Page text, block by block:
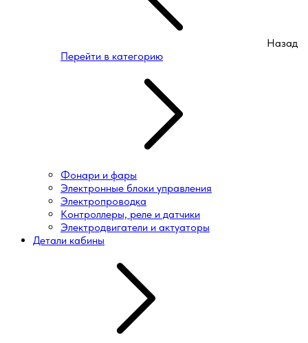
Назад
Перейти в категорию
Фонари и фары
Электронные блоки управления
Электропроводка
Контроллеры, реле и датчики
Электродвигатели и актуаторы
Детали кабины